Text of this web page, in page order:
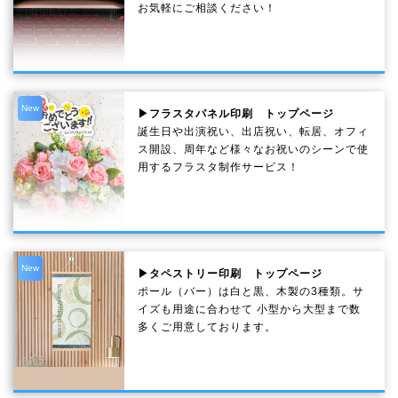
お気軽にご相談ください！
New
▶フラスタパネル印刷 トップページ
誕生日や出演祝い、出店祝い、転居、オフィ
ス開設、周年など様々なお祝いのシーンで使
用するフラスタ制作サービス！
New
▶タペストリー印刷 トップページ
ポール（バー）は白と黒、木製の3種類。サ
イズも用途に合わせて 小型から大型まで数
多くご用意しております。